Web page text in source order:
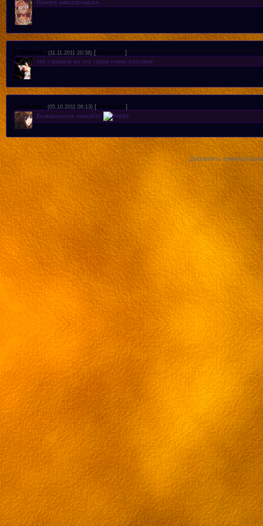
Наверн закодировался...
2 0Илья0 (11.11.2011 20:38) [Материал ]
это слишком но эта серия очень классная
1 конэко (05.10.2011 06:13) [Материал ]
Большооооое спасибо!
Добавлять